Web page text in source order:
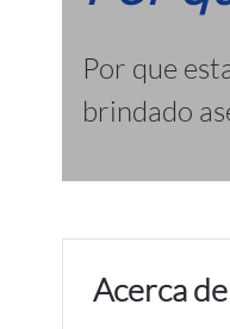
Por que
brindado
Acerca